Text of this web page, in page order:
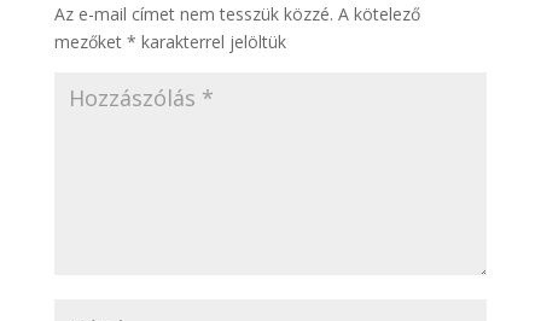
Az e-mail címet nem tesszük közzé. A kötelező
mezőket * karakterrel jelöltük